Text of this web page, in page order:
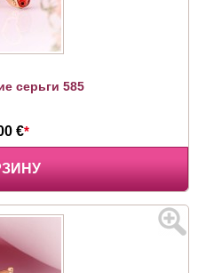
серьги 585
€*